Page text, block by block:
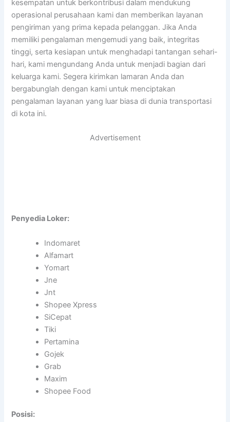
kesempatan untuk berkontribusi dalam mendukung
operasional perusahaan kami dan memberikan layanan
pengiriman yang prima kepada pelanggan. Jika Anda
memiliki pengalaman mengemudi yang baik, integritas
tinggi, serta kesiapan untuk menghadapi tantangan sehari-
hari, kami mengundang Anda untuk menjadi bagian dari
keluarga kami. Segera kirimkan lamaran Anda dan
bergabunglah dengan kami untuk menciptakan
pengalaman layanan yang luar biasa di dunia transportasi
di kota ini.
Advertisement
Penyedia Loker:
Indomaret
Alfamart
Yomart
Jne
Jnt
Shopee Xpress
SiCepat
Tiki
Pertamina
Gojek
Grab
Maxim
Shopee Food
Posisi: